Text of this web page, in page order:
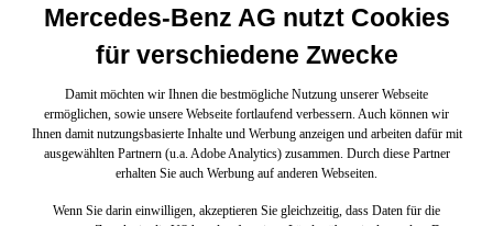
Mercedes-Benz AG nutzt Cookies
für verschiedene Zwecke
Damit möchten wir Ihnen die bestmögliche Nutzung unserer Webseite
ermöglichen, sowie unsere Webseite fortlaufend verbessern. Auch können wir
Ihnen damit nutzungsbasierte Inhalte und Werbung anzeigen und arbeiten dafür mit
ausgewählten Partnern (u.a. Adobe Analytics) zusammen. Durch diese Partner
erhalten Sie auch Werbung auf anderen Webseiten.
Wenn Sie darin einwilligen, akzeptieren Sie gleichzeitig, dass Daten für die